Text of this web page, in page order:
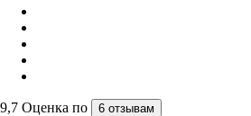
9,7 Оценка по 6 отзывам